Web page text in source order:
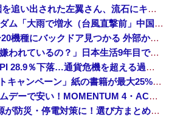
【動画】 広島記念公園を追い出された左翼さん、流石にキモすぎて炎上
中国「大洪水！」三峡ダム「大雨で増水（台風直撃前」中国ダム「緊急放流！」中国鉄道「列車が走行中に流される」中国避難所「支援物資は有料です」謎の勢力「え」→
中国Zbtlink製ルーター20機種にバックドア見つかる 外部から完全制御のおそれ
「中国人ってこんなに嫌われているの？」日本生活9年目で明かす本心！
【韓国株】 7月のKOSPI 28.9％下落…通貨危機を超える過去最大の下げ幅
Amazon「夏のポイントキャンペーン」紙の書籍が最大25%ポイント還元 対象と条件を整理（2026年7月）
ゼンハイザーがプライムデーで安い！MOMENTUM 4・ACCENTUMなど対象モデルまとめ！
Jackeryポータブル電源が防災・停電対策に！選び方まとめ【プライムデー最終日】